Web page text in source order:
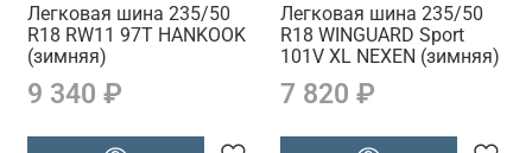
Легковая шина 235/50
R18 RW11 97T HANKOOK
(зимняя)
9 340 ₽
Легковая шина 235/50
R18 WINGUARD Sport
101V XL NEXEN (зимняя)
7 820 ₽